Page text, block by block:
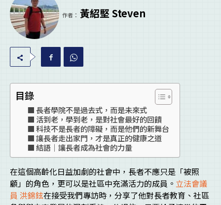
作者： 黃紹堅 Steven
目錄
長者學院不是過去式，而是未來式
活到老，學到老，是對社會最好的回饋
科技不是長者的障礙，而是他們的新舞台
讓長者走出家門，才是真正的健康之道
結語｜讓長者成為社會的力量
在這個高齡化日益加劇的社會中，長者不應只是「被照
顧」的角色，更可以是社區中充滿活力的成員。 立法會議
員 洪錦鉉在接受我們專訪時，分享了他對長者教育、社區